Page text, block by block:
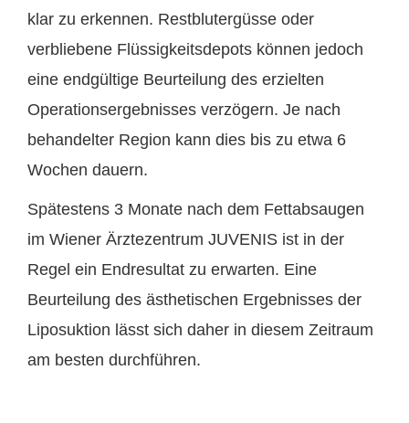
klar zu erkennen. Restblutergüsse oder
verbliebene Flüssigkeitsdepots können jedoch
eine endgültige Beurteilung des erzielten
Operationsergebnisses verzögern. Je nach
behandelter Region kann dies bis zu etwa 6
Wochen dauern.
Spätestens 3 Monate nach dem Fettabsaugen
im Wiener Ärztezentrum JUVENIS ist in der
Regel ein Endresultat zu erwarten. Eine
Beurteilung des ästhetischen Ergebnisses der
Liposuktion lässt sich daher in diesem Zeitraum
am besten durchführen.